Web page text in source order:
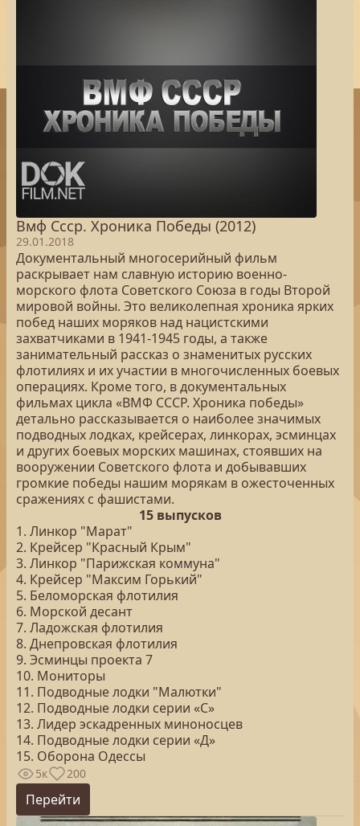
Вмф Ссср. Хроника Победы (2012)
29.01.2018
Документальный многосерийный фильм
раскрывает нам славную историю военно-
морского флота Советского Союза в годы Второй
мировой войны. Это великолепная хроника ярких
побед наших моряков над нацистскими
захватчиками в 1941-1945 годы, а также
занимательный рассказ о знаменитых русских
флотилиях и их участии в многочисленных боевых
операциях. Кроме того, в документальных
фильмах цикла «ВМФ СССР. Хроника победы»
детально рассказывается о наиболее значимых
подводных лодках, крейсерах, линкорах, эсминцах
и других боевых морских машинах, стоявших на
вооружении Советского флота и добывавших
громкие победы нашим морякам в ожесточенных
сражениях с фашистами.
15 выпусков
1. Линкор "Марат"
2. Крейсер "Красный Крым"
3. Линкор "Парижская коммуна"
4. Крейсер "Максим Горький"
5. Беломорская флотилия
6. Морской десант
7. Ладожская флотилия
8. Днепровская флотилия
9. Эсминцы проекта 7
10. Мониторы
11. Подводные лодки "Малютки"
12. Подводные лодки серии «С»
13. Лидер эскадренных миноносцев
14. Подводные лодки серии «Д»
15. Оборона Одессы
5к 200
Перейти